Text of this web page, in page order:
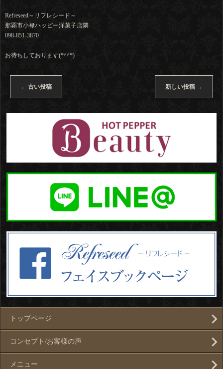
Refreseed～リフレシード～
那覇市小禄ハッピー洋菓子店隣
098-851-3870
お待ちしております(*^^*)
← 古い投稿 新しい投稿 →
トップページ
コンセプト/お客様の声
メニュー